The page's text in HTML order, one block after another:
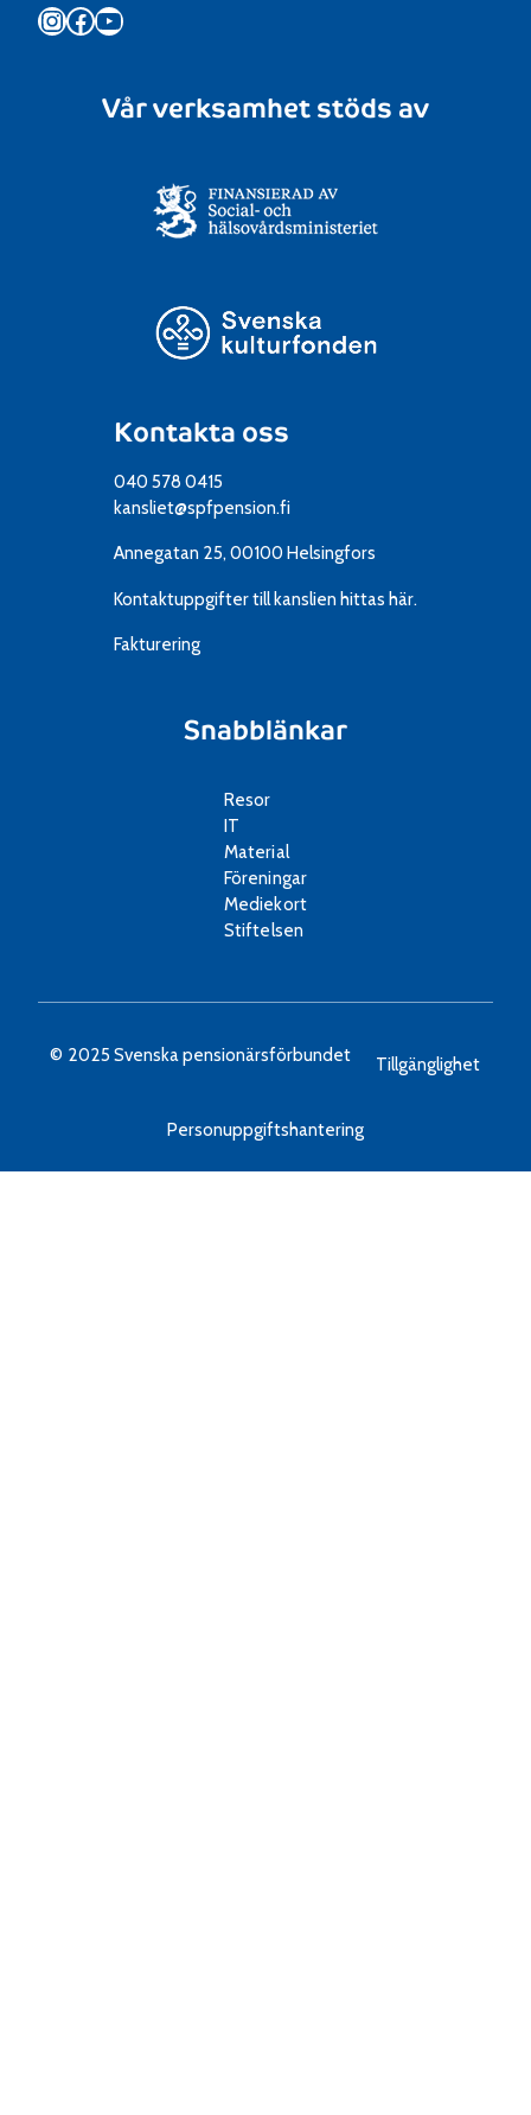
Instagram
Facebook
YouTube
Kontakta oss
040 578 0415
kansliet@spfpension.fi
Annegatan 25, 00100 Helsingfors
Kontaktuppgifter till kanslienhittas här.
Fakturering
Snabblänkar
Resor
IT
Material
Föreningar
Mediekort
Stiftelsen
Vår verksamhet stöds av
© 2025 Svenska pensionärsförbundet Tillgänglighet
Personuppgiftshantering